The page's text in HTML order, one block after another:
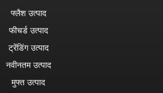
फ्लैश उत्पाद
फीचर्ड उत्पाद
ट्रेंडिंग उत्पाद
नवीनतम उत्पाद
मुफ्त उत्पाद